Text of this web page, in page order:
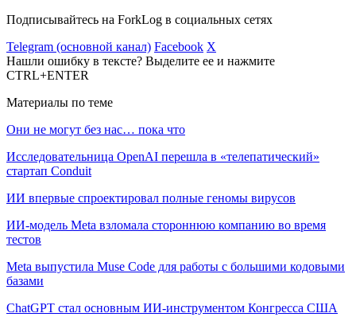
Подписывайтесь на ForkLog в социальных сетях
Telegram (основной канал) Facebook X
Нашли ошибку в тексте? Выделите ее и нажмите
CTRL+ENTER
Материалы по теме
Они не могут без нас… пока что
Исследовательница OpenAI перешла в «телепатический»
стартап Conduit
ИИ впервые спроектировал полные геномы вирусов
ИИ-модель Meta взломала стороннюю компанию во время
тестов
Meta выпустила Muse Code для работы с большими кодовыми
базами
ChatGPT стал основным ИИ-инструментом Конгресса США